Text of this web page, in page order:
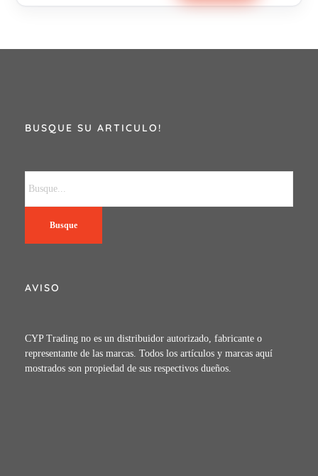
BUSQUE SU ARTICULO!
Busque
AVISO
CYP Trading no es un distribuidor autorizado, fabricante o
representante de las marcas. Todos los artículos y marcas aquí
mostrados son propiedad de sus respectivos dueños.